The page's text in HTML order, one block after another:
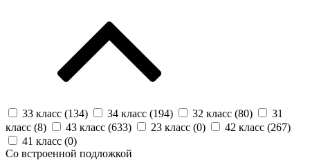
33 класс (134) 34 класс (194) 32 класс (80)
31
класс (8) 43 класс (633) 23 класс (0) 42 класс (267)
41 класс (0)
Со встроенной подложкой